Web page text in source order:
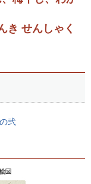
き せんしゃく
弐